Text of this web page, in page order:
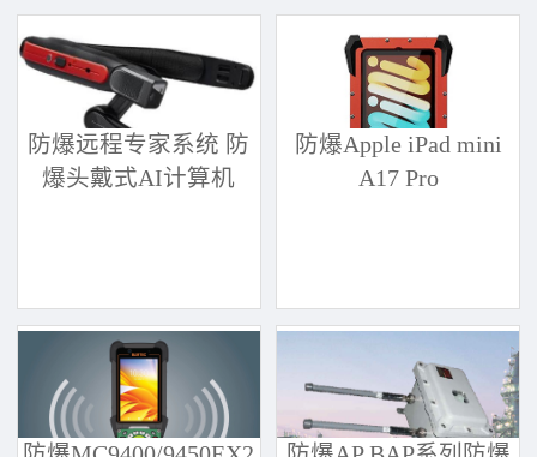
防爆远程专家系统 防
爆头戴式AI计算机
防爆Apple iPad mini
A17 Pro